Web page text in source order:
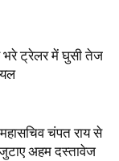
भरे ट्रेलर में घुसी तेज
महासचिव चंपत राय से
अहम दस्तावेज